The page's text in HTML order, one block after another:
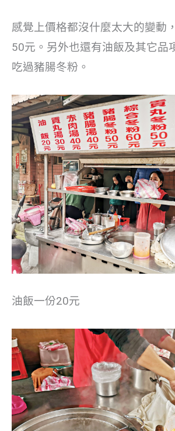
感覺上價格都沒什麼太大的變動
50元。另外也還有油飯及其它品
吃過豬腸冬粉。
油飯一份20元